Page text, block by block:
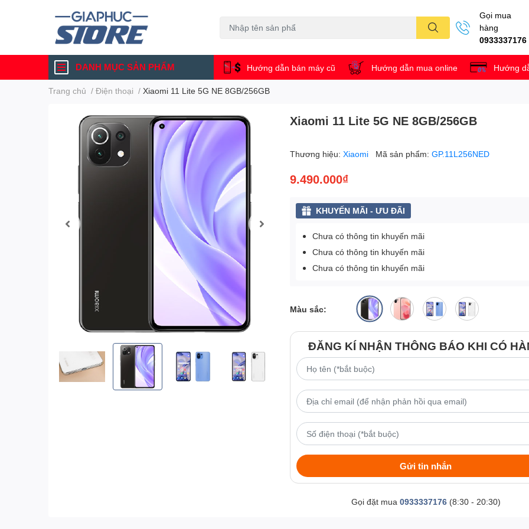
Gọi mua
hàng
0933337176
DANH MỤC SẢN PHẨM Hướng dẫn bán máy cũ Hướng dẫn mua online Hướng
Trang chủ / Điện thoại / Xiaomi 11 Lite 5G NE 8GB/256GB
Xiaomi 11 Lite 5G NE 8GB/256GB
Thương hiệu:Xiaomi Mã sản phẩm:GP.11L256NED
9.490.000₫
KHUYẾN MÃI - ƯU ĐÃI
Chưa có thông tin khuyến mãi
Chưa có thông tin khuyến mãi
Chưa có thông tin khuyến mãi
Màu sắc:
ĐĂNG KÍ NHẬN THÔNG BÁO KHI CÓ
Gửi tin nhắn
Gọi đặt mua 0933337176(8:30 - 20:30)